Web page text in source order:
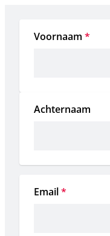
Voornaam *
Achternaam
Email*